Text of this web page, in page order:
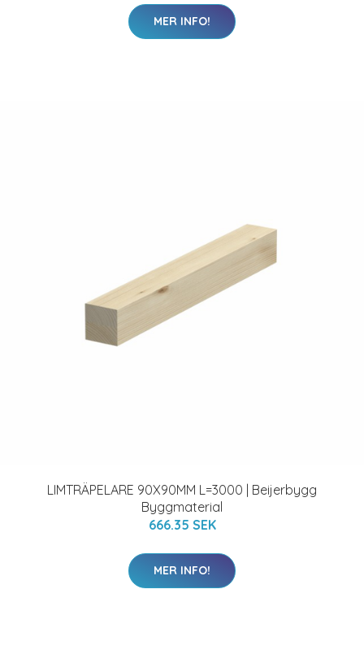
MER INFO!
LIMTRÄPELARE 90X90MM L=3000 | Beijerbygg
Byggmaterial
666.35 SEK
MER INFO!